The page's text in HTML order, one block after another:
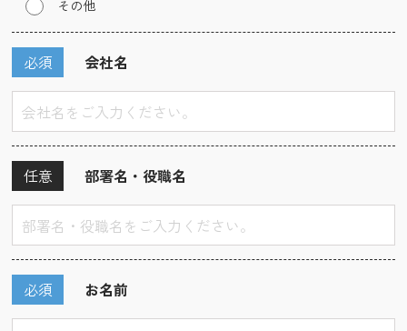
その他
会社名
必須
部署名・役職名
任意
お名前
必須